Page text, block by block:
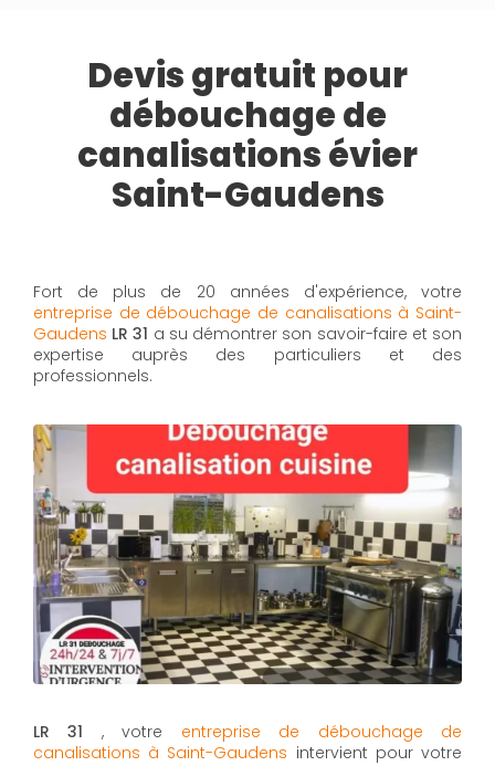
Devis gratuit pour
débouchage de
canalisations évier
Saint-Gaudens
Fort de plus de 20 années d'expérience, votre
entreprise de débouchage de canalisations à Saint-
Gaudens LR 31 a su démontrer son savoir-faire et son
expertise auprès des particuliers et des
professionnels.
LR 31 , votre entreprise de débouchage de
canalisations à Saint-Gaudens intervient pour votre